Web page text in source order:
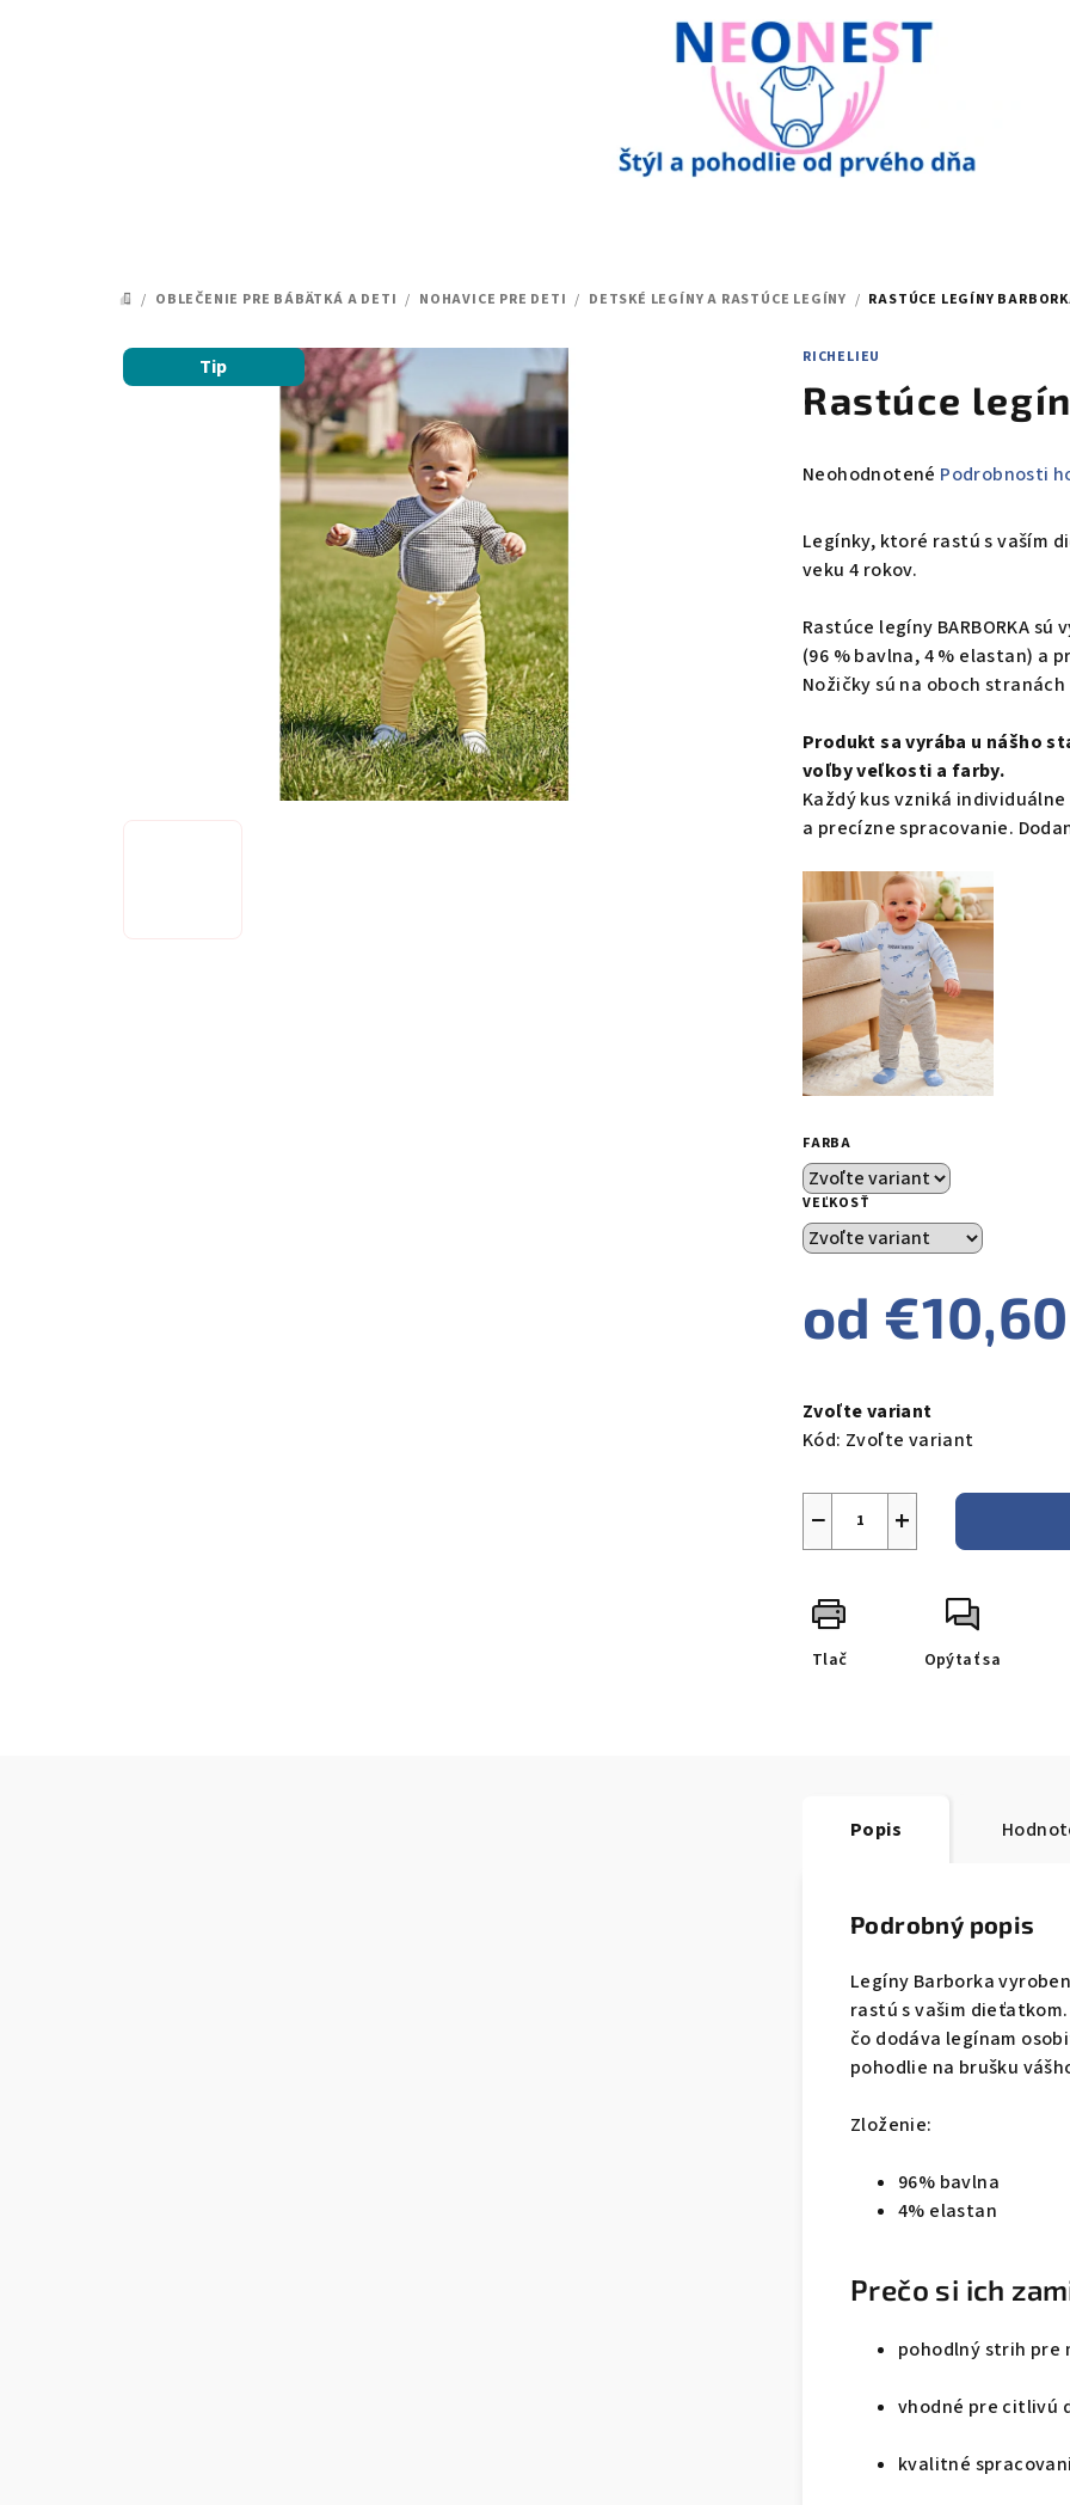
DOMOV
/ OBLEČENIE PRE BÁBÄTKÁ A DETI / NOHAVICE PRE DETI / DETSKÉ LEGÍNY A RASTÚCE LEGÍNY / RASTÚCE LEGÍNY
RICHELIEU
Rastúce
Priemerné
produktu
z
5
hviezdičiek.
Neohodnotené Podrobnosti
Legínky, ktoré rastú s vaším
veku 4 rokov.
Rastúce legíny BARBORKA
(96 % bavlna, 4 % elastan) a
Nožičky sú na oboch
Produkt sa vyrába u nášho
voľby veľkosti a farby.
Každý kus vzniká
a precízne spracovanie.
FARBA
VEĽKOSŤ
od €10,60
cena:
Zvoľte variant
Kód: Zvoľte variant
+
−
Tlač Opýtať sa
Tip
Popis
Podrobný popis
Legíny Barborka
rastú s vašim
čo dodáva legínam
pohodlie na brušku
Zloženie:
96% bavlna
4% elastan
Prečo si ich
pohodlný strih pre
vhodné pre citlivú
kvalitné